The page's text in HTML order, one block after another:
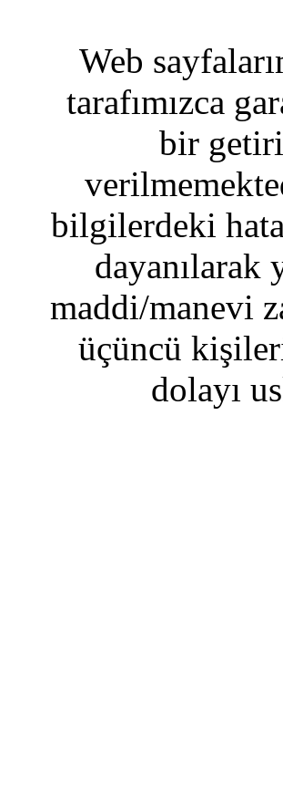
Web
tarafımızca
bir
bilgilerdeki
dayanılarak
maddi/manevi
üçüncü
dolayı